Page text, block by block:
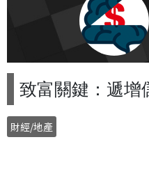
致富關鍵：遞增
財經/地產